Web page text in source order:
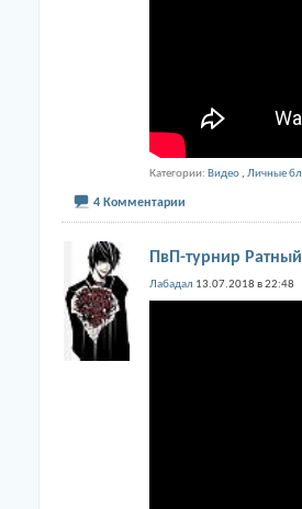
Категории Видео , Личные
4 Комментарии
ПвП-турнир
Лабадал 13.07.2018 в 22:48